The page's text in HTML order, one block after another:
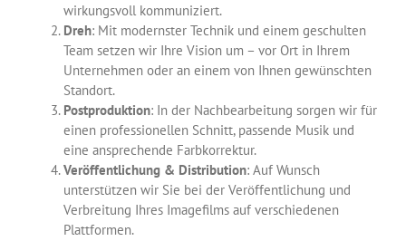
wirkungsvoll kommuniziert.
Dreh: Mit modernster Technik und einem geschulten
Team setzen wir Ihre Vision um – vor Ort in Ihrem
Unternehmen oder an einem von Ihnen gewünschten
Standort.
Postproduktion: In der Nachbearbeitung sorgen wir für
einen professionellen Schnitt, passende Musik und
eine ansprechende Farbkorrektur.
Veröffentlichung & Distribution: Auf Wunsch
unterstützen wir Sie bei der Veröffentlichung und
Verbreitung Ihres Imagefilms auf verschiedenen
Plattformen.